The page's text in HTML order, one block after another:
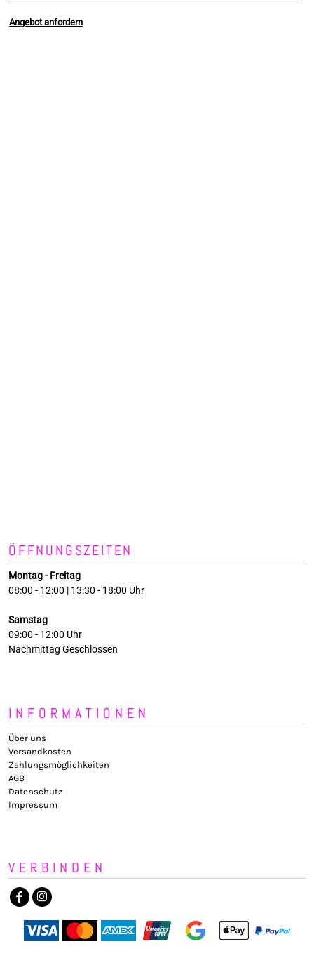
Angebot anfordern
ÖFFNUNGSZEITEN
Montag - Freitag
08:00 - 12:00 | 13:30 - 18:00 Uhr
Samstag
09:00 - 12:00 Uhr
Nachmittag Geschlossen
INFORMATIONEN
Über uns
Versandkosten
Zahlungsmöglichkeiten
AGB
Datenschutz
Impressum
VERBINDEN